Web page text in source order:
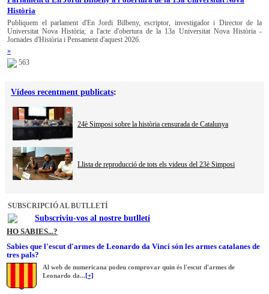
Història
Publiquem el parlament d'En Jordi Bilbeny, escriptor, investigador i Director de la
Universitat Nova Història; a l'acte d'obertura de la 13a Universitat Nova Història -
Jornades d'Història i Pensament d'aquest 2026.
»
563
Vídeos recentment publicats:
24è Simposi sobre la història censurada de Catalunya
Llista de reproducció de tots els videus del 23è Simposi
SUBSCRIPCIÓ AL BUTLLETÍ
Subscriviu-vos al nostre butlletí
HO SABIES...?
Sabies que l'escut d'armes de Leonardo da Vinci són les armes catalanes de
tres pals?
Al web de numericana podeu comprovar quin és l'escut d'armes de
Leonardo da...[+]